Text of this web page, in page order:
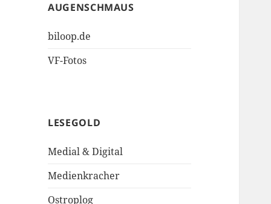
AUGENSCHMAUS
biloop.de
VF-Fotos
LESEGOLD
Medial & Digital
Medienkracher
Ostroplog